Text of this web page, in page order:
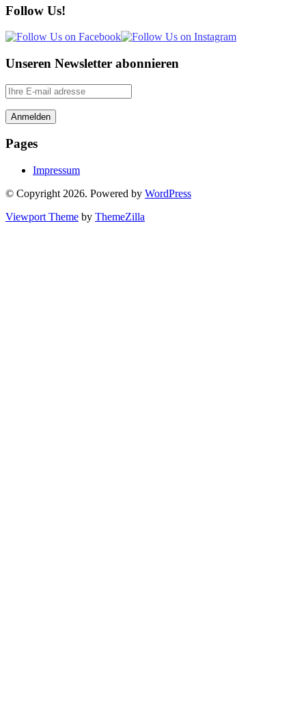
Follow Us!
Unseren Newsletter abonnieren
Pages
Impressum
© Copyright 2026. Powered by WordPress
Viewport Theme by ThemeZilla